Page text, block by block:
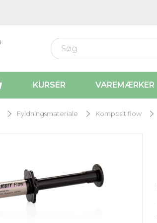
KURSER VAREMÆRKER
Fyldningsmateriale Komposit flow